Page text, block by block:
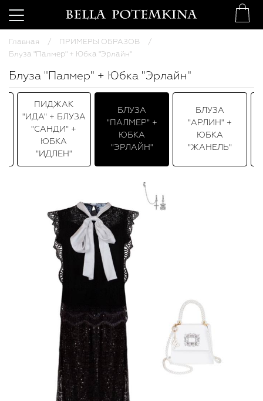
Главная
ПРИМЕРЫ ОБРАЗОВ
Блуза "Палмер" + Юбка "Эрлайн"
Блуза "Палмер" + Юбка "Эрлайн"
ПИДЖАК
"ИДА" + БЛУЗА
"САНДИ" +
ЮБКА
"ИДЛЕН"
БЛУЗА
"ПАЛМЕР" +
ЮБКА
"ЭРЛАЙН"
БЛУЗА
"АРЛИН" +
ЮБКА
"ЖАНЕЛЬ"